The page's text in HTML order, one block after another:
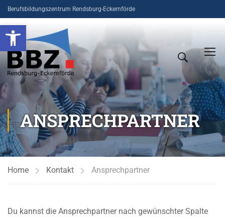
Open toolbar
Berufsbildungszentrum Rendsburg-Eckernförde
ANSPRECHPARTNER
Home Kontakt Ansprechpartner
Du kannst die Ansprechpartner nach gewünschter Spalte